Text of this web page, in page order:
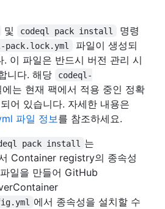
및 codeql pack install
명령
pack.lock.yml
파일이 생성되
. 이 파일은 반드시 버전 관리 시
니다. 해당
codeql-
에는 현재 팩에서 적용 중인 정확
어 있습니다. 자세한 내용은
파일 정보 를 참조하세요.
pack install
는
Container registry의 종속성
일을 만들어 GitHub
에서 종속성을 설치할 수